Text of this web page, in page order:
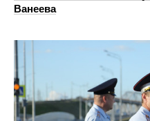
Ванеева